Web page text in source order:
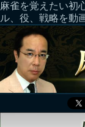
麻雀を覚えたい初
ル、役、戦略を動